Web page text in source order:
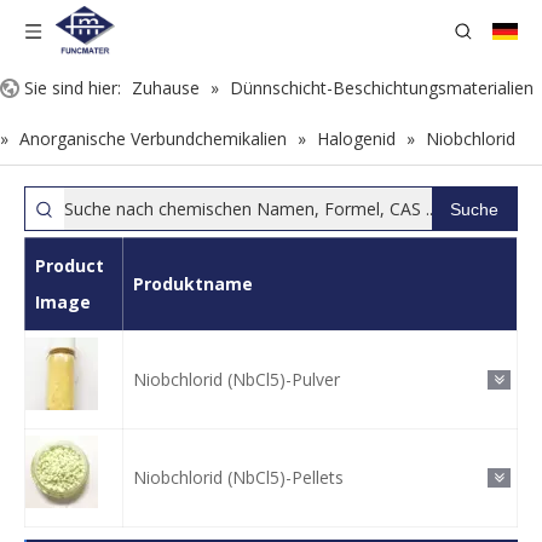
Sie sind hier: Zuhause » Dünnschicht-Beschichtungsmaterialien
» Anorganische Verbundchemikalien » Halogenid » Niobchlorid
Suche
Product
Image
Produktname
Niobchlorid (NbCl5)-Pulver
Niobchlorid (NbCl5)-Pellets